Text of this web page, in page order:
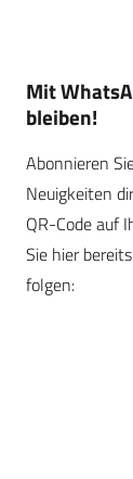
Mit
bleiben!
Abonnieren
Neuigkeiten
QR-Code auf
Sie hier
folgen: